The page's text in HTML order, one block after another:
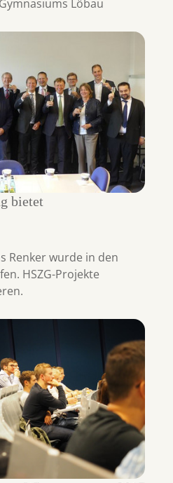
Löbau
bietet
Renker wurde in den
HSZG-Projekte